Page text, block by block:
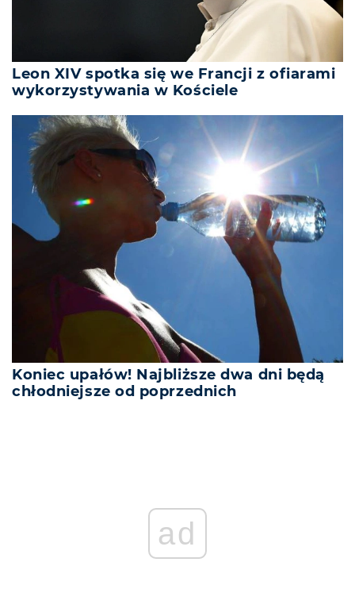
Leon XIV spotka się we Francji z ofiarami
wykorzystywania w Kościele
Koniec upałów! Najbliższe dwa dni będą
chłodniejsze od poprzednich